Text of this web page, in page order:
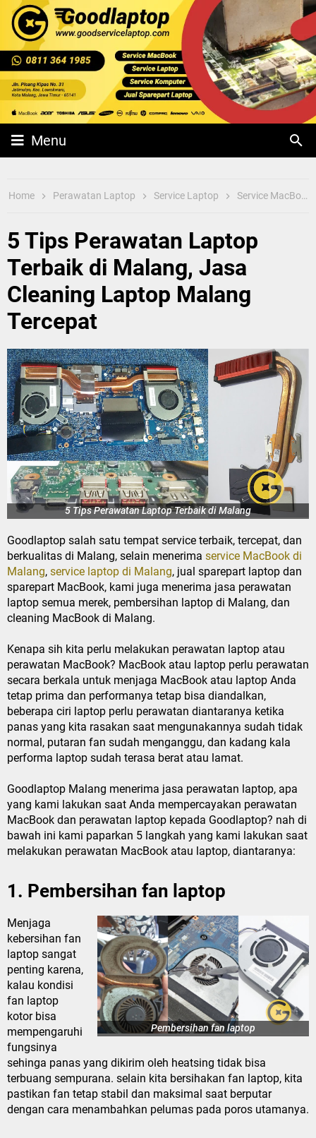
Service MacBook
Malang, Service
Laptop Malang
Terbaik, Cepat, Murah,
Bergaransi -
Goodlaptop Malang
Menu
Home Perawatan Laptop Service Laptop Service MacBook
5 Tips Perawatan Laptop
Terbaik di Malang, Jasa
Cleaning Laptop Malang
Tercepat
5 Tips Perawatan Laptop Terbaik di Malang
Goodlaptop salah satu tempat service terbaik, tercepat, dan
berkualitas di Malang, selain menerima service MacBook di
Malang, service laptop di Malang, jual sparepart laptop dan
sparepart MacBook, kami juga menerima jasa perawatan
laptop semua merek, pembersihan laptop di Malang, dan
cleaning MacBook di Malang.
Kenapa sih kita perlu melakukan perawatan laptop atau
perawatan MacBook? MacBook atau laptop perlu perawatan
secara berkala untuk menjaga MacBook atau laptop Anda
tetap prima dan performanya tetap bisa diandalkan,
beberapa ciri laptop perlu perawatan diantaranya ketika
panas yang kita rasakan saat mengunakannya sudah tidak
normal, putaran fan sudah menganggu, dan kadang kala
performa laptop sudah terasa berat atau lamat.
Goodlaptop Malang menerima jasa perawatan laptop, apa
yang kami lakukan saat Anda mempercayakan perawatan
MacBook dan perawatan laptop kepada Goodlaptop? nah di
bawah ini kami paparkan 5 langkah yang kami lakukan saat
melakukan perawatan MacBook atau laptop, diantaranya:
1. Pembersihan fan laptop
Pembersihan fan laptop
Menjaga
kebersihan fan
laptop sangat
penting karena,
kalau kondisi
fan laptop
kotor bisa
mempengaruhi
fungsinya
sehinga panas yang dikirim oleh heatsing tidak bisa
terbuang sempurana. selain kita bersihakan fan laptop, kita
pastikan fan tetap stabil dan maksimal saat berputar
dengan cara menambahkan pelumas pada poros utamanya.